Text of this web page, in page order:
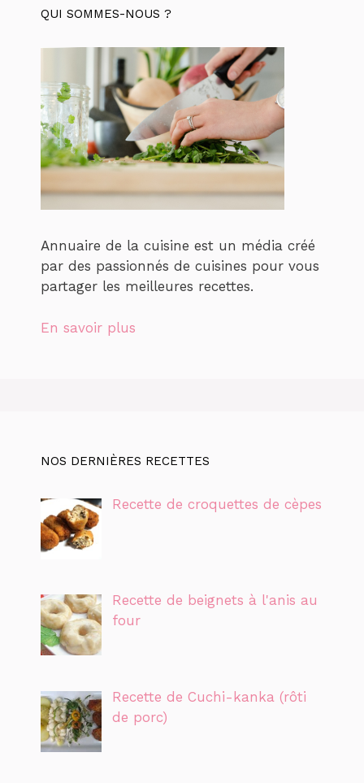
QUI SOMMES-NOUS ?
Annuaire de la cuisine est un média créé
par des passionnés de cuisines pour vous
partager les meilleures recettes.
En savoir plus
NOS DERNIÈRES RECETTES
Recette de croquettes de cèpes
Recette de beignets à l'anis au
four
Recette de Cuchi-kanka (rôti
de porc)